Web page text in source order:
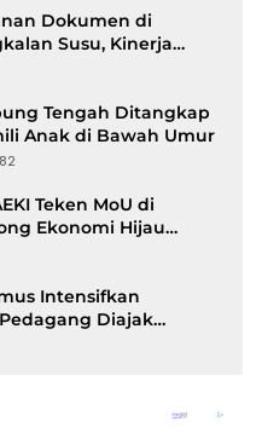
Dokumen di
Susu, Kinerja
Disorot
Tengah Ditangkap
Anak di Bawah Umur
Teken MoU di
Ekonomi Hijau
Perdagangan Karbon
Intensifkan
Diajak
Talang Padang